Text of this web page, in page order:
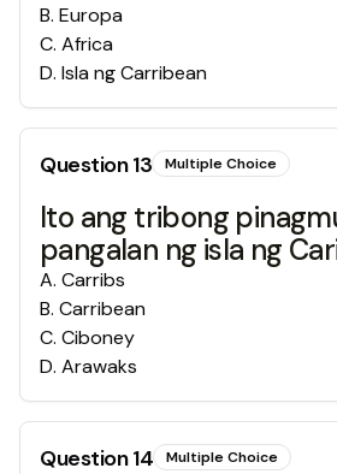
B. Europa
C. Africa
D. Isla ng Carribean
Question13 Multiple Choice
Ito ang tribong
pangalan ng isla ng
A. Carribs
B. Carribean
C. Ciboney
D. Arawaks
Question14 Multiple Choice